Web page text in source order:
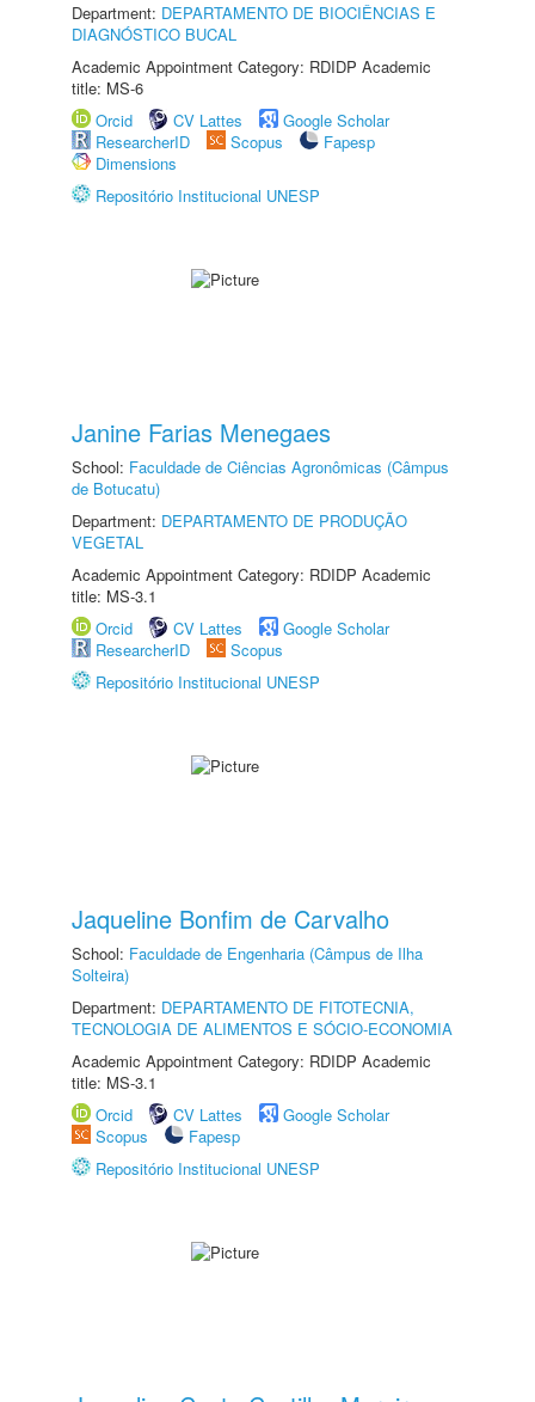
Department: DEPARTAMENTO DE BIOCIÊNCIAS E
DIAGNÓSTICO BUCAL
Academic Appointment Category: RDIDP Academic
title: MS-6
Orcid
CV Lattes
Google Scholar
ResearcherID
Scopus
Fapesp
Dimensions
Repositório Institucional UNESP
Janine Farias Menegaes
School: Faculdade de Ciências Agronômicas (Câmpus
de Botucatu)
Department: DEPARTAMENTO DE PRODUÇÃO
VEGETAL
Academic Appointment Category: RDIDP Academic
title: MS-3.1
Orcid
CV Lattes
Google Scholar
ResearcherID
Scopus
Repositório Institucional UNESP
Jaqueline Bonfim de Carvalho
School: Faculdade de Engenharia (Câmpus de Ilha
Solteira)
Department: DEPARTAMENTO DE FITOTECNIA,
TECNOLOGIA DE ALIMENTOS E SÓCIO-ECONOMIA
Academic Appointment Category: RDIDP Academic
title: MS-3.1
Orcid
CV Lattes
Google Scholar
Scopus
Fapesp
Repositório Institucional UNESP